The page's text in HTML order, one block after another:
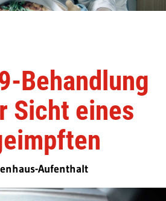
Behandlung
Sicht eines
Aufenthalt